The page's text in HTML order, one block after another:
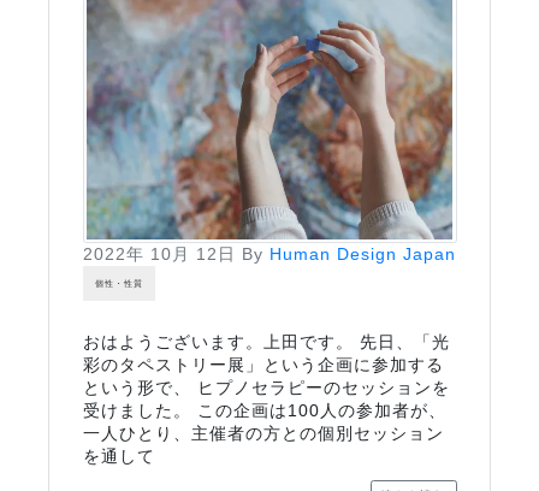
2022年 10月 12日 By Human Design Japan
個性・性質
おはようございます。上田です。 先日、「光
彩のタペストリー展」という企画に参加する
という形で、 ヒプノセラピーのセッションを
受けました。 この企画は100人の参加者が、
一人ひとり、主催者の方との個別セッション
を通して